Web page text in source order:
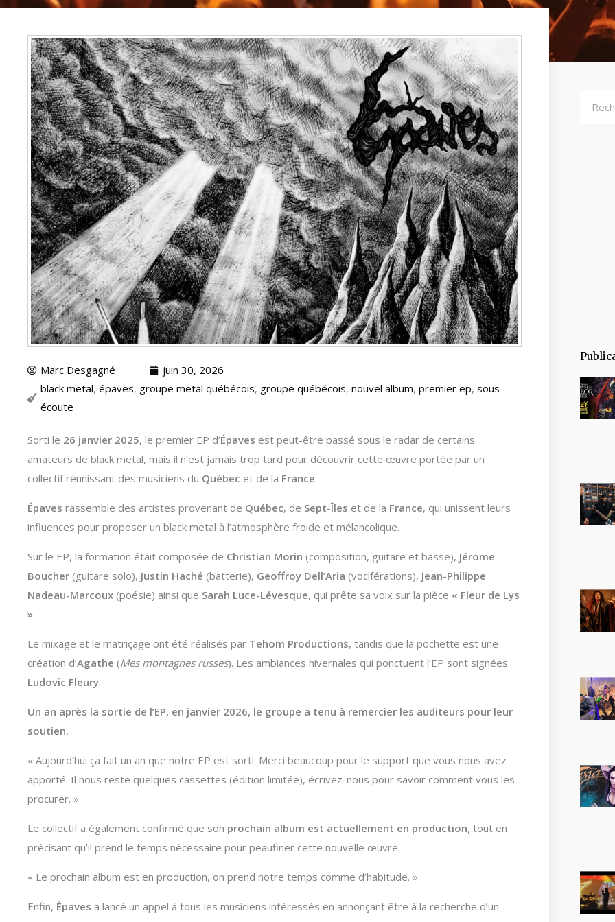
Marc Desgagné
juin 30, 2026
black metal, épaves, groupe metal québécois, groupe québécois, nouvel album, premier ep, sous
écoute
Sorti le 26 janvier 2025, le premier EP d’Épaves est peut-être passé sous le radar de certains
amateurs de black metal, mais il n’est jamais trop tard pour découvrir cette œuvre portée par un
collectif réunissant des musiciens du Québec et de la France.
Épaves rassemble des artistes provenant de Québec, de Sept-Îles et de la France, qui unissent leurs
influences pour proposer un black metal à l’atmosphère froide et mélancolique.
Sur le EP, la formation était composée de Christian Morin (composition, guitare et basse), Jérome
Boucher (guitare solo), Justin Haché (batterie), Geoffroy Dell’Aria (vociférations), Jean-Philippe
Nadeau-Marcoux (poésie) ainsi que Sarah Luce-Lévesque, qui prête sa voix sur la pièce « Fleur de Lys
».
Le mixage et le matriçage ont été réalisés par Tehom Productions, tandis que la pochette est une
création d’Agathe (Mes montagnes russes). Les ambiances hivernales qui ponctuent l’EP sont signées
Ludovic Fleury.
Un an après la sortie de l’EP, en janvier 2026, le groupe a tenu à remercier les auditeurs pour leur
soutien.
« Aujourd’hui ça fait un an que notre EP est sorti. Merci beaucoup pour le support que vous nous avez
apporté. Il nous reste quelques cassettes (édition limitée), écrivez-nous pour savoir comment vous les
procurer. »
Le collectif a également confirmé que son prochain album est actuellement en production, tout en
précisant qu’il prend le temps nécessaire pour peaufiner cette nouvelle œuvre.
« Le prochain album est en production, on prend notre temps comme d’habitude. »
Enfin, Épaves a lancé un appel à tous les musiciens intéressés en annonçant être à la recherche d’un